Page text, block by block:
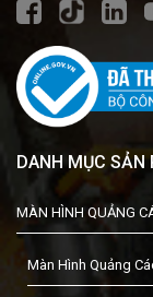
DANH MỤC SẢN
MÀN HÌNH QUẢNG
Màn Hình Quảng